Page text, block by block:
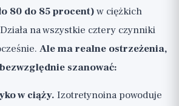
80 do 85 procent)w ciężkich
na wszystkie cztery czynniki
Ale ma realne ostrzeżenia,
szanować:
w ciąży. Izotretynoina powoduje